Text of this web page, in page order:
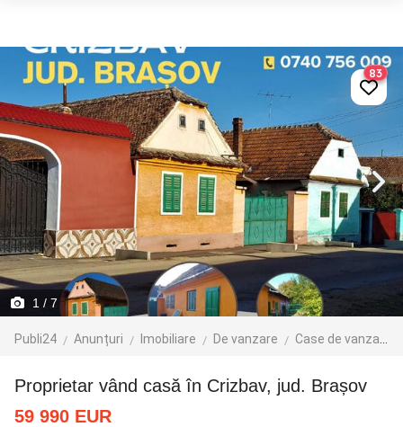
1 / 7
Publi24 Anunțuri Imobiliare De vanzare Case de vanzare
83
Proprietar vând casă în Crizbav, jud. Brașov
59 990 EUR